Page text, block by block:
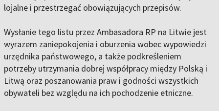
lojalne i przestrzegać obowiązujących przepisów.
Wysłanie tego listu przez Ambasadora RP na Litwie jest
wyrazem zaniepokojenia i oburzenia wobec wypowiedzi
urzędnika państwowego, a także podkreśleniem
potrzeby utrzymania dobrej współpracy między Polską i
Litwą oraz poszanowania praw i godności wszystkich
obywateli bez względu na ich pochodzenie etniczne.